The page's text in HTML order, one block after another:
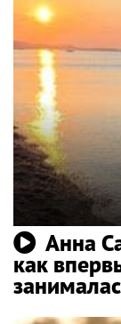
Анна
как